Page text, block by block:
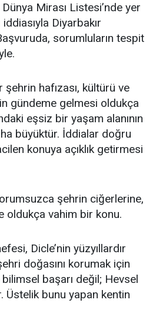
Mirası Listesi’nde yer
Diyarbakır
sorumluların tespit
hafızası, kültürü ve
gündeme gelmesi oldukça
eşsiz bir yaşam alanının
büyüktür. İddialar doğru
konuya açıklık getirmesi
şehrin ciğerlerine,
oldukça vahim bir konu.
Dicle’nin yüzyıllardır
doğasını korumak için
başarı değil; Hevsel
Üstelik bunu yapan kentin